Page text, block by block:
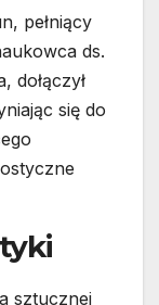
pełniący
ds.
dołączył
się do
sztucznej